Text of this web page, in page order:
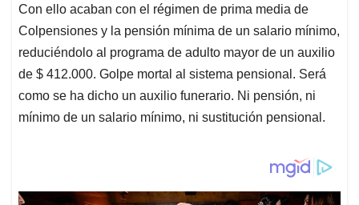
Con ello acaban con el régimen de prima media de
Colpensiones y la pensión mínima de un salario mínimo,
reduciéndolo al programa de adulto mayor de un auxilio
de $ 412.000. Golpe mortal al sistema pensional. Será
como se ha dicho un auxilio funerario. Ni pensión, ni
mínimo de un salario mínimo, ni sustitución pensional.